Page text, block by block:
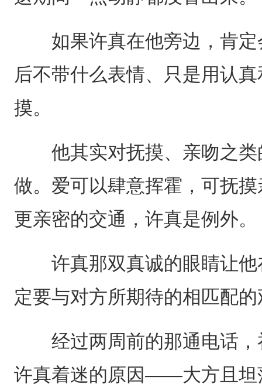
如果许真在他旁边，肯定
后不带什么表情、只是用认
摸。
他其实对抚摸、亲吻之类
做。爱可以肆意挥霍，可抚
更亲密的交通，许真是例外。
许真那双真诚的眼睛让他
定要与对方所期待的相匹配
经过两周前的那通电话，
许真着迷的原因——大方且坦